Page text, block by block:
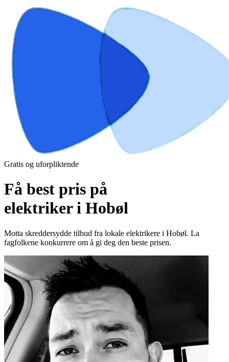
Gratis og uforpliktende
Få best pris på
elektriker i Hobøl
Motta skreddersydde tilbud fra lokale elektrikere i Hobøl. La
fagfolkene konkurrere om å gi deg den beste prisen.